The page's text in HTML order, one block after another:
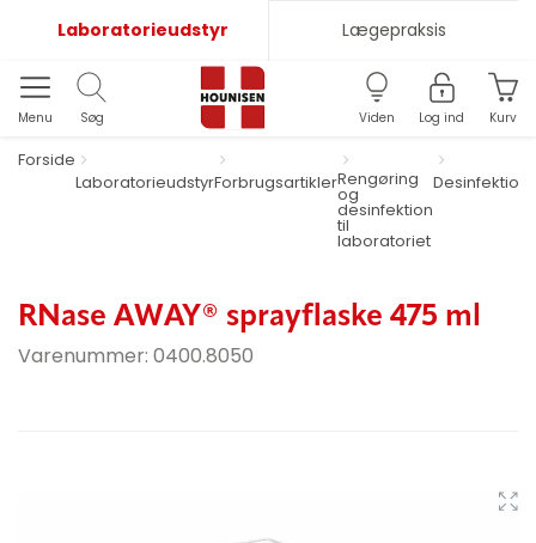
Laboratorieudstyr Lægepraksis
Menu Søg Viden Log ind Kurv
Forside
LaboratorieudstyrForbrugsartiklerRengøring
og
desinfektion
til
laboratoriet
RNase AWAY® sprayflaske 475 ml
Varenummer: 0400.8050